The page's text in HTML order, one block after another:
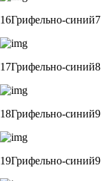
16Грифельно-синий7
17Грифельно-синий8
18Грифельно-синий9
19Грифельно-синий9